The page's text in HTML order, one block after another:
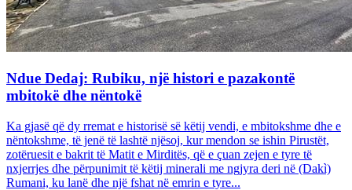
Ndue Dedaj: Rubiku, një histori e pazakontë
mbitokë dhe nëntokë
Ka gjasë që dy rremat e historisë së këtij vendi, e mbitokshme dhe e
nëntokshme, të jenë të lashtë njësoj, kur mendon se ishin Pirustët,
zotëruesit e bakrit të Matit e Mirditës, që e çuan zejen e tyre të
nxjerrjes dhe përpunimit të këtij minerali me ngjyra deri në (Dakì)
Rumani, ku lanë dhe një fshat në emrin e tyre...